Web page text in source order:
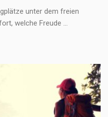
unter dem freien
welche Freude ...